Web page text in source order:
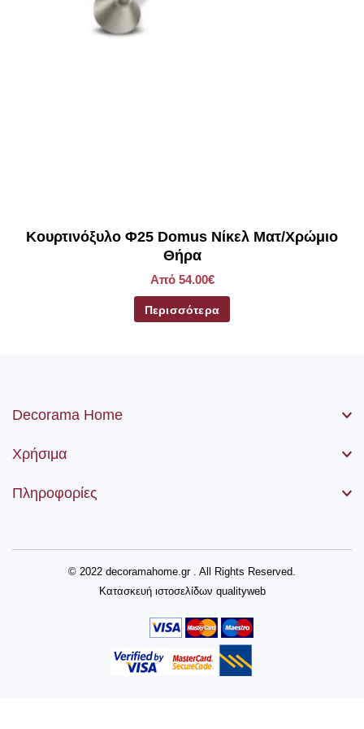
Κουρτινόξυλο Φ25 Domus Νίκελ Ματ/Χρώμιο
Θήρα
Από 54.00€
Περισσότερα
Decorama Home
Χρήσιμα
Πληροφορίες
© 2022 decoramahome.gr . All Rights Reserved.
Κατασκευή ιστοσελίδων qualityweb